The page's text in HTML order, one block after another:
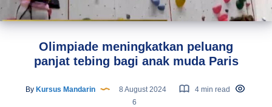
Olimpiade meningkatkan peluang
panjat tebing bagi anak muda Paris
By Kursus Mandarin 8 August 2024
4 min read
6